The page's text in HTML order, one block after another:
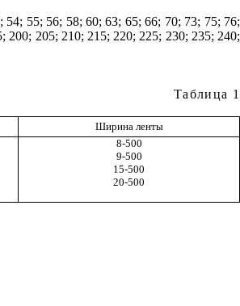
55; 56; 58; 60; 63; 65; 66; 70; 73; 75; 76;
200; 205; 210; 215; 220; 225; 230; 235; 240;
Таблица 1
Ширина ленты
8-500
9-500
15-500
20-500